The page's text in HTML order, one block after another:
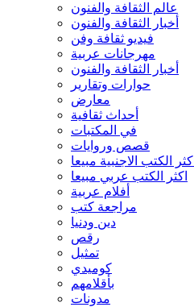
عالم الثقافة والفنون
أخبار الثقافة والفنون
فيديو ثقافة وفن
مهرجانات عربية
أخبار الثقافة والفنون
حوارات وتقارير
معارض
أحداث ثقافية
في المكتبات
قصص وروايات
اكثر الكتب الاجنبية مبيعا
اكثر الكتب عربي مبيعا
أفلام عربية
مراجعة كتب
دين ودنيا
رقص
تمثيل
كوميدي
بأقلامهم
مدونات